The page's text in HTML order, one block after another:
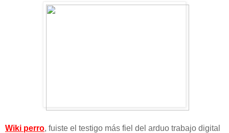
Wiki perro, fuiste el testigo más fiel del arduo trabajo digital